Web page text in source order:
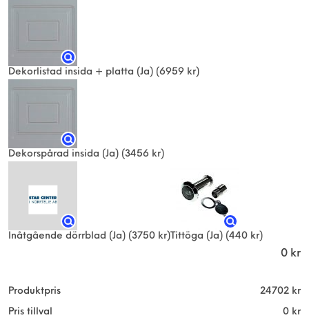
Dekorlistad insida + platta (Ja) (6959 kr)
Dekorspårad insida (Ja) (3456 kr)
Inåtgående dörrblad (Ja) (3750 kr) Tittöga (Ja) (440 kr)
0 kr
Produktpris 24702 kr
Pris tillval
0 kr